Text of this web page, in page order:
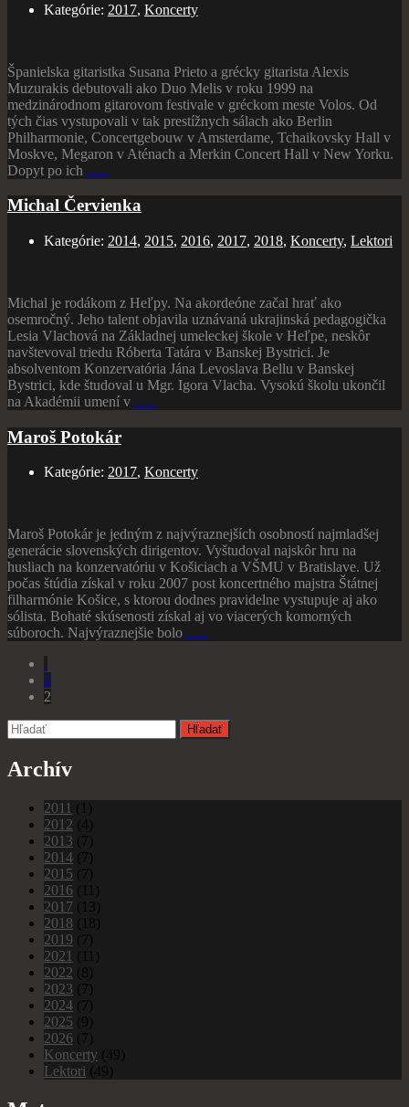
Kategórie: 2017, Koncerty
Španielska gitaristka Susana Prieto a grécky gitarista Alexis
Muzurakis debutovali ako Duo Melis v roku 1999 na
medzinárodnom gitarovom festivale v gréckom meste Volos. Od
tých čias vystupovali v tak prestížnych sálach ako Berlin
Philharmonie, Concertgebouw v Amsterdame, Tchaikovsky Hall v
Moskve, Megaron v Aténach a Merkin Concert Hall v New Yorku.
Dopyt po ich …..
Michal Červienka
Kategórie: 2014, 2015, 2016, 2017, 2018, Koncerty, Lektori
Michal je rodákom z Heľpy. Na akordeóne začal hrať ako
osemročný. Jeho talent objavila uznávaná ukrajinská pedagogička
Lesia Vlachová na Základnej umeleckej škole v Heľpe, neskôr
navštevoval triedu Róberta Tatára v Banskej Bystrici. Je
absolventom Konzervatória Jána Levoslava Bellu v Banskej
Bystrici, kde študoval u Mgr. Igora Vlacha. Vysokú školu ukončil
na Akadémii umení v …..
Maroš Potokár
Kategórie: 2017, Koncerty
Maroš Potokár je jedným z najvýraznejších osobností najmladšej
generácie slovenských dirigentov. Vyštudoval najskôr hru na
husliach na konzervatóriu v Košiciach a VŠMU v Bratislave. Už
počas štúdia získal v roku 2007 post koncertného majstra Štátnej
filharmónie Košice, s ktorou dodnes pravidelne vystupuje aj ako
sólista. Bohaté skúsenosti získal aj vo viacerých komorných
súboroch. Najvýraznejšie bolo …..
1
2
Archív
2011 (1)
2012 (4)
2013 (7)
2014 (7)
2015 (7)
2016 (11)
2017 (13)
2018 (18)
2019 (7)
2021 (11)
2022 (8)
2023 (7)
2024 (7)
2025 (9)
2026 (7)
Koncerty (49)
Lektori (49)